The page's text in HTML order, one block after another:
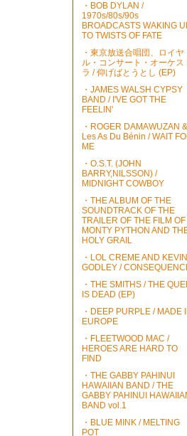
・BOB DYLAN /
1970s/80s/90s
BROADCASTS WAKING
TO TWISTS OF FATE
・東京放送合唱団、ロイヤ
ル・コンサート・オーケス
ラ / 仰げばとうとし (EP)
・JAMES WALSH CYPSY
BAND / I'VE GOT THE
FEELIN'
・ROGER DAMAWUZAN &
Les As Du Bénin / WAIT
ME
・O.S.T. (JOHN
BARRY,NILSSON) /
MIDNIGHT COWBOY
・THE ALBUM OF THE
SOUNDTRACK OF THE
TRAILER OF THE FILM OF
MONTY PYTHON AND
HOLY GRAIL
・LOL CREME AND KEVIN
GODLEY /
・THE SMITHS / THE
IS DEAD (EP)
・DEEP PURPLE / MADE
EUROPE
・FLEETWOOD MAC /
HEROES ARE HARD TO
FIND
・THE GABBY PAHINUI
HAWAIIAN BAND / THE
GABBY PAHINUI
BAND vol.1
・BLUE MINK / MELTING
POT